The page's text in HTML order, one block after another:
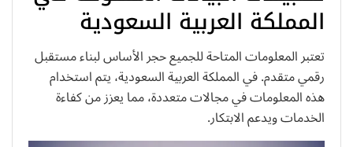
المملكة العربية السعودية
تعتبر المعلومات المتاحة للجميع حجر الأساس لبناء مستقبل
رقمي متقدم. في المملكة العربية السعودية، يتم استخدام
هذه المعلومات في مجالات متعددة، مما يعزز من كفاءة
الخدمات ويدعم الابتكار.